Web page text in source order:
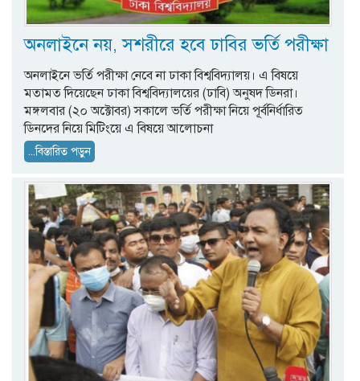
অনলাইনে নয়, সশরীরে হবে ঢাবির ভর্তি পরীক্ষা
অনলাইনে ভর্তি পরীক্ষা নেবে না ঢাকা বিশ্ববিদ্যালয়। এ বিষয়ে
মতামত দিয়েছেন ঢাকা বিশ্ববিদ্যালয়ের (ঢাবি) অনুষদ ডিনরা।
মঙ্গলবার (২০ অক্টোবর) সকালে ভর্তি পরীক্ষা নিয়ে পূর্বনির্ধারিত
ডিনদের নিয়ে মিটিংয়ে এ বিষয়ে আলোচনা
...বিস্তারিত পড়ুন